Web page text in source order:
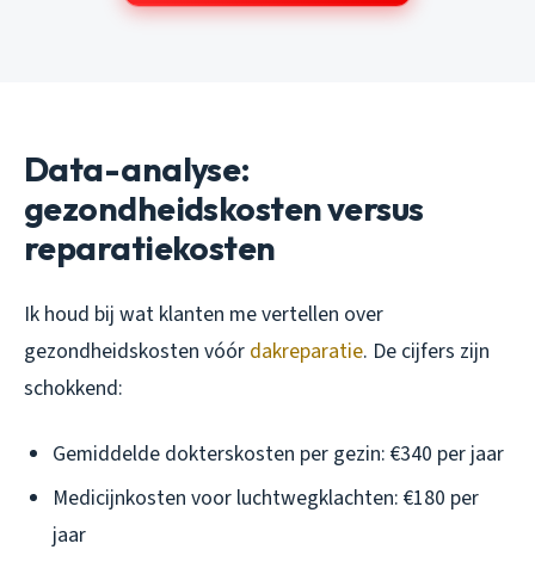
Data-analyse:
gezondheidskosten versus
reparatiekosten
Ik houd bij wat klanten me vertellen over
gezondheidskosten vóór dakreparatie. De cijfers zijn
schokkend:
Gemiddelde dokterskosten per gezin: €340 per jaar
Medicijnkosten voor luchtwegklachten: €180 per
jaar